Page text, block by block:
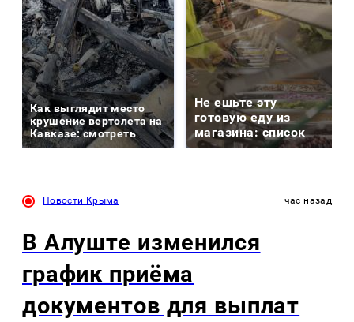
Как выглядит место
крушение вертолета на
Кавказе: смотреть
Не ешьте эту
готовую еду из
магазина: список
Новости Крыма час назад
В Алуште изменился
график приёма
документов для выплат